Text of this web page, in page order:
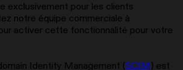
exclusivement pour les clients
notre équipe commerciale à
activer cette fonctionnalité pour votre
Identity Management (SCIM) est